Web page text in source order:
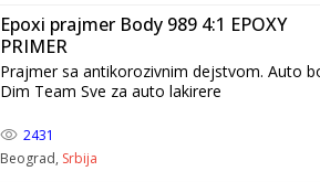
Epoxi prajmer Body 989 4:1 EPOXY
PRIMER
Prajmer sa antikorozivnim dejstvom. Auto boje
Dim Team Sve za auto lakirere
2431
Beograd, Srbija